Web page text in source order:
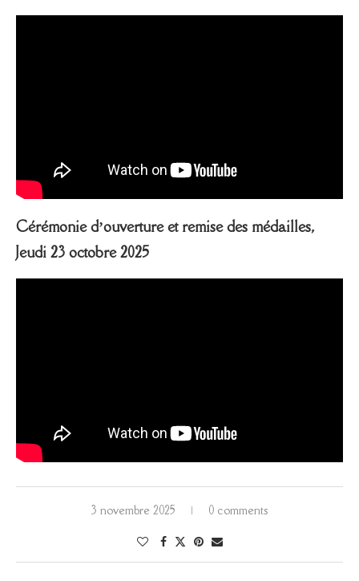
Cérémonie d’ouverture et remise des médailles,
Jeudi 23 octobre 2025
3 novembre 2025 0 comments